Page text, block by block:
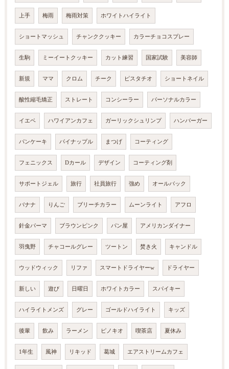
上手 梅雨 梅雨対策 ホワイトハイライト
ショートマッシュ チャンククッキー カラーチョコスプレー
生駒 ミーイートクッキー カット練習 国家試験 美容師
新規 ママ クロム チーク ピスタチオ ショートネイル
酸性縮毛矯正 ストレート コンシーラー パーソナルカラー
イエベ ハワイアンカフェ ガーリックシュリンプ ハンバーガー
パンケーキ パイナップル まつげ コーティング
フェニックス Dカール デザイン コーティング剤
サポートジェル 旅行 社員旅行 強め オールバック
バナナ りんご ブリーチカラー ムーンライト アフロ
針金パーマ ブラウンピンク パン屋 アメリカンダイナー
羽曳野 チャコールグレー ツートン 焚き火 キャンドル
ウッドウィック リファ スマートドライヤーw ドライヤー
新しい 遊び 日曜日 ホワイトカラー スパイキー
ハイライトメンズ グレー ゴールドハイライト キッズ
後輩 飲み ラーメン ピノキオ 喫茶店 夏休み
1年生 風神 リキッド 葛城 エアストリームカフェ